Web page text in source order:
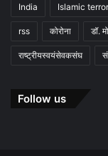
India Islamic
rss कोरोना डॉ.
राष्ट्रीयस्वयंसेवकसंघ
Follow us